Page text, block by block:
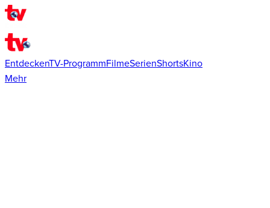
EntdeckenTV-ProgrammFilmeSerienShortsKino
Mehr